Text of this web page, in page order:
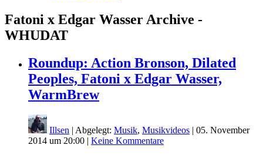
Fatoni x Edgar Wasser Archive -
WHUDAT
Roundup: Action Bronson, Dilated
Peoples, Fatoni x Edgar Wasser,
WarmBrew
Illsen | Abgelegt: Musik, Musikvideos | 05. November
2014 um 20:00 | Keine Kommentare